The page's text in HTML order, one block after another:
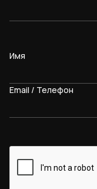
Имя
Email / Телефон